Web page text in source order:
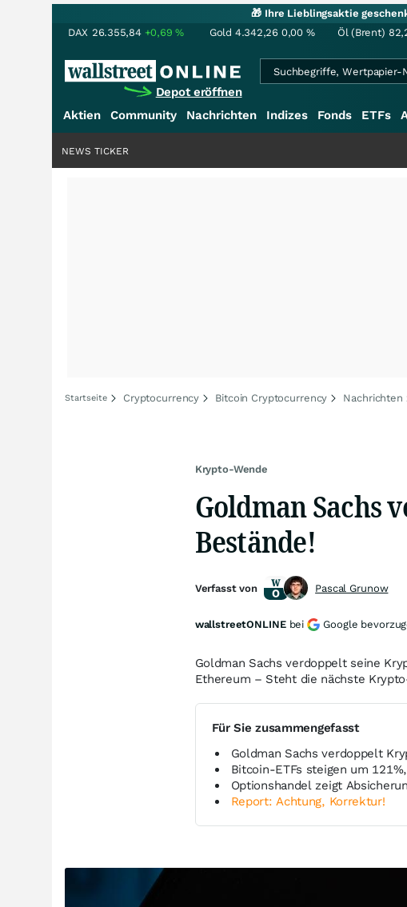
🎁 Ihre Lieblingsaktie
DAX 26.355,84 +0,69% Gold 4.342,26 0,00 % Öl (Brent)
Depot eröffnen
Aktien Community Nachrichten Indizes Fonds ETFs
NEWS TICKER
Startseite Cryptocurrency Bitcoin Cryptocurrency Nachrichten
Krypto-Wende
Goldman Sachs
Bestände!
Goldman Sachs verdoppelt seine
Ethereum – Steht die nächste
Für Sie zusammengefasst
Goldman Sachs verdoppelt
Bitcoin-ETFs steigen um
Optionshandel zeigt
Report: Achtung, Korrektur!
Verfasst von Pascal Grunow
wallstreetONLINE bei Google